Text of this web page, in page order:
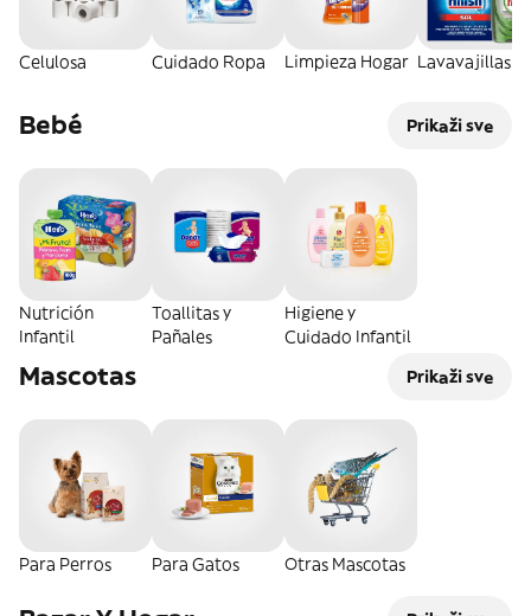
Celulosa Cuidado Ropa Limpieza Hogar Lavavajillas
Bebé Prikaži sve
Nutrición
Infantil
Toallitas y
Pañales
Higiene y
Cuidado Infantil
Mascotas Prikaži sve
Para Perros Para Gatos Otras Mascotas